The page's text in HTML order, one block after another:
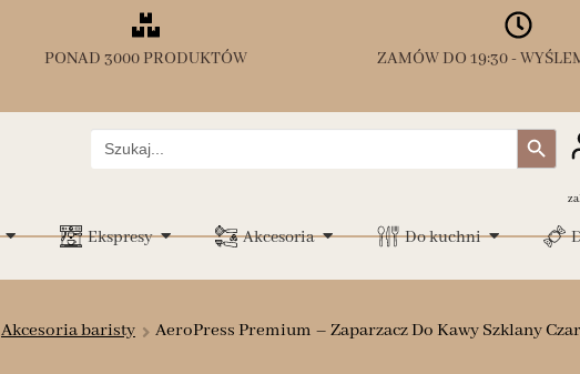
PONAD 3000 PRODUKTÓW ZAMÓW DO 19:30 -
Search
for:
Search Button
Ekspresy Akcesoria Do kuchni
Akcesoria baristy AeroPress Premium – Zaparzacz Do Kawy Szklany